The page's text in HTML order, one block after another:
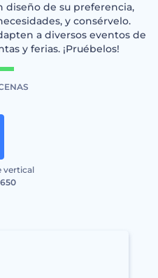
diseño de su preferencia,
y consérvelo.
a diversos eventos de
y ferias. ¡Pruébelos!
vertical